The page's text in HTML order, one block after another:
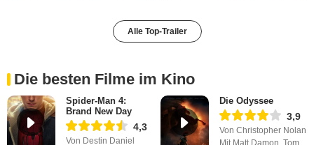
Alle Top-Trailer
Die besten Filme im Kino
Spider-Man 4:
Brand New Day
4,3
Von Destin Daniel
Die Odyssee
3,9
Von Christopher Nolan
Mit Matt Damon, Tom